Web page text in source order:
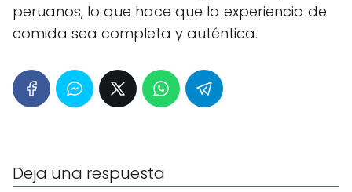
peruanos, lo que hace que la experiencia de
comida sea completa y auténtica.
Deja una respuesta